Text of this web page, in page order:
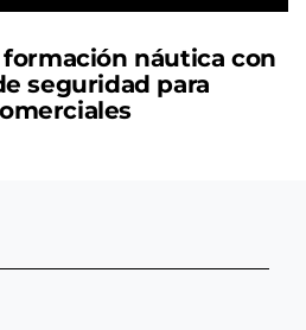
náutica con
seguridad para